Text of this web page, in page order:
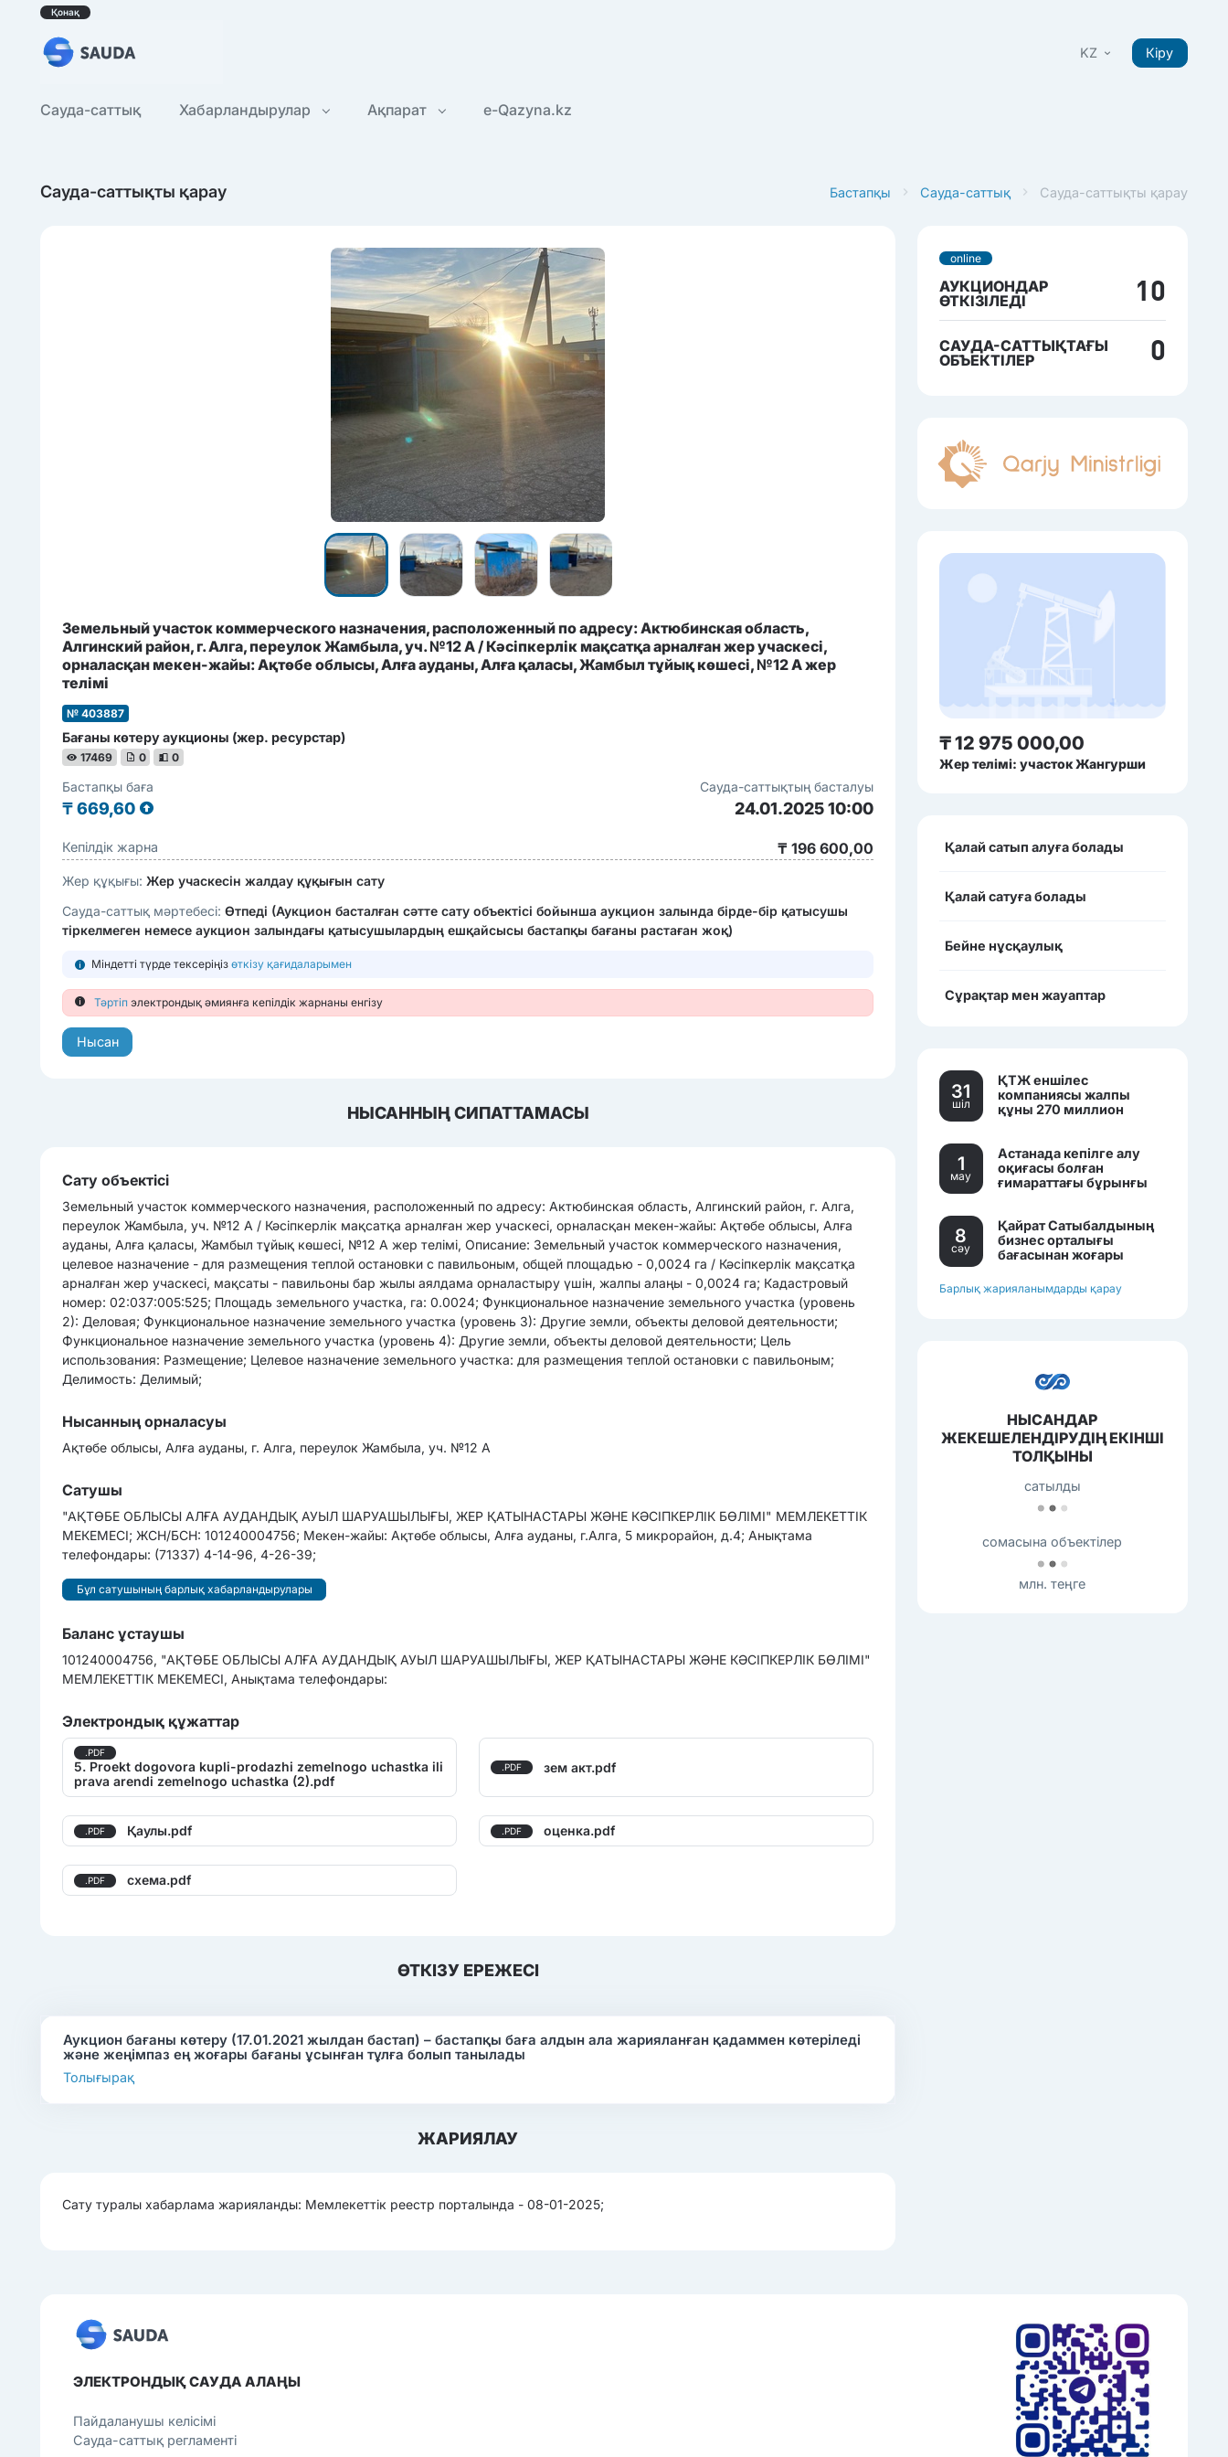
Қонақ
KZ Кіру
Сауда-саттық Хабарландырулар Ақпарат e-Qazyna.kz
Бастапқы Сауда-саттық Сауда-саттықты қарау
Сауда-саттықты қарау
Земельный участок коммерческого назначения, расположенный по адресу: Актюбинская область,
Алгинский район, г. Алга, переулок Жамбыла, уч. №12 А / Кәсіпкерлік мақсатқа арналған жер учаскесі,
орналасқан мекен-жайы: Ақтөбе облысы, Алға ауданы, Алға қаласы, Жамбыл тұйық көшесі, №12 А жер
телімі
№ 403887
Бағаны көтеру аукционы (жер. ресурстар)
17469 0 0
Бастапқы баға
₸669,60
Сауда-саттықтың басталуы
24.01.2025 10:00
Кепілдік жарна ₸ 196 600,00
Жер құқығы: Жер учаскесін жалдау құқығын сату
Сауда-саттық мәртебесі:Өтпеді (Аукцион басталған сәтте сату объектісі бойынша аукцион залында бірде-бір қатысушы
тіркелмеген немесе аукцион залындағы қатысушылардың ешқайсысы бастапқы бағаны растаған жоқ)
Міндетті түрде тексеріңізөткізу қағидаларымен
Тәртіп электрондық әмиянға кепілдік жарнаны енгізу
Нысан
НЫСАННЫҢ СИПАТТАМАСЫ
Сату объектісі
Земельный участок коммерческого назначения, расположенный по адресу: Актюбинская область, Алгинский район, г. Алга,
переулок Жамбыла, уч. №12 А / Кәсіпкерлік мақсатқа арналған жер учаскесі, орналасқан мекен-жайы: Ақтөбе облысы, Алға
ауданы, Алға қаласы, Жамбыл тұйық көшесі, №12 А жер телімі, Описание: Земельный участок коммерческого назначения,
целевое назначение - для размещения теплой остановки с павильоным, общей площадью - 0,0024 га / Кәсіпкерлік мақсатқа
арналған жер учаскесі, мақсаты - павильоны бар жылы аялдама орналастыру үшін, жалпы алаңы - 0,0024 га; Кадастровый
номер: 02:037:005:525; Площадь земельного участка, га: 0.0024; Функциональное назначение земельного участка (уровень
2): Деловая; Функциональное назначение земельного участка (уровень 3): Другие земли, объекты деловой деятельности;
Функциональное назначение земельного участка (уровень 4): Другие земли, объекты деловой деятельности; Цель
использования: Размещение; Целевое назначение земельного участка: для размещения теплой остановки с павильоным;
Делимость: Делимый;
Нысанның орналасуы
Ақтөбе облысы, Алға ауданы, г. Алга, переулок Жамбыла, уч. №12 А
Сатушы
"АҚТӨБЕ ОБЛЫСЫ АЛҒА АУДАНДЫҚ АУЫЛ ШАРУАШЫЛЫҒЫ, ЖЕР ҚАТЫНАСТАРЫ ЖӘНЕ КӘСІПКЕРЛІК БӨЛІМІ" МЕМЛЕКЕТТІК
МЕКЕМЕСІ; ЖСН/БСН: 101240004756; Мекен-жайы: Ақтөбе облысы, Алға ауданы, г.Алга, 5 микрорайон, д.4; Анықтама
телефондары: (71337) 4-14-96, 4-26-39;
Бұл сатушының барлық хабарландырулары
Баланс ұстаушы
101240004756, "АҚТӨБЕ ОБЛЫСЫ АЛҒА АУДАНДЫҚ АУЫЛ ШАРУАШЫЛЫҒЫ, ЖЕР ҚАТЫНАСТАРЫ ЖӘНЕ КӘСІПКЕРЛІК БӨЛІМІ"
МЕМЛЕКЕТТІК МЕКЕМЕСІ, Анықтама телефондары:
Электрондық құжаттар
.PDF
5. Proekt dogovora kupli-prodazhi zemelnogo uchastka ili
prava arendi zemelnogo uchastka (2).pdf
.PDF зем акт.pdf
.PDF Қаулы.pdf .PDF оценка.pdf
.PDF схема.pdf
ӨТКІЗУ ЕРЕЖЕСІ
Аукцион бағаны көтеру (17.01.2021 жылдан бастап) – бастапқы баға алдын ала жарияланған қадаммен көтеріледі
және жеңімпаз ең жоғары бағаны ұсынған тұлға болып танылады
Толығырақ
ЖАРИЯЛАУ
Сату туралы хабарлама жарияланды: Мемлекеттік реестр порталында - 08-01-2025;
online
АУКЦИОНДАР
ӨТКІЗІЛЕДІ
10
САУДА-САТТЫҚТАҒЫ
ОБЪЕКТІЛЕР
0
₸ 12 975 000,00
Жер телімі: участок Жангурши
Қалай сатып алуға болады
Қалай сатуға болады
Бейне нұсқаулық
Сұрақтар мен жауаптар
31
шiл
ҚТЖ еншілес
компаниясы жалпы
құны 270 миллион
қойды.
1
мау
Астанада кепілге алу
оқиғасы болған
ғимараттағы бұрынғы
8
сәу
Қайрат Сатыбалдының
бизнес орталығы
бағасынан жоғары
жатқан еді.
Барлық жарияланымдарды қарау
НЫСАНДАР
ЖЕКЕШЕЛЕНДІРУДІҢ ЕКІНШІ
ТОЛҚЫНЫ
сатылды
сомасына объектілер
млн. теңге
ЭЛЕКТРОНДЫҚ САУДА АЛАҢЫ
Пайдаланушы келісімі
Сауда-саттық регламенті